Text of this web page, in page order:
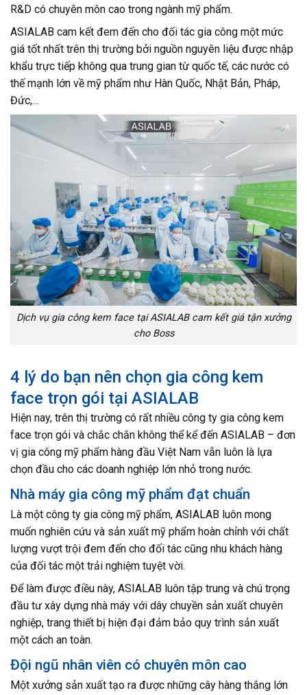
R&D có chuyên môn cao trong ngành mỹ phẩm.
ASIALAB cam kết đem đến cho đối tác gia công một mức
giá tốt nhất trên thị trường bởi nguồn nguyên liệu được nhập
khẩu trực tiếp không qua trung gian từ quốc tế, các nước có
thế mạnh lớn về mỹ phẩm như Hàn Quốc, Nhật Bản, Pháp,
Đức,…
Dịch vụ gia công kem face tại ASIALAB cam kết giá tận xưởng
cho Boss
4 lý do bạn nên chọn gia công kem
face trọn gói tại ASIALAB
Hiện nay, trên thị trường có rất nhiều công ty gia công kem
face trọn gói và chắc chắn không thể kể đến ASIALAB – đơn
vị gia công mỹ phẩm hàng đầu Việt Nam vẫn luôn là lựa
chọn đầu cho các doanh nghiệp lớn nhỏ trong nước.
Nhà máy gia công mỹ phẩm đạt chuẩn
Là một công ty gia công mỹ phẩm, ASIALAB luôn mong
muốn nghiên cứu và sản xuất mỹ phẩm hoàn chỉnh với chất
lượng vượt trội đem đến cho đối tác cũng nhu khách hàng
của đối tác một trải nghiệm tuyệt vời.
Để làm được điều này, ASIALAB luôn tập trung và chú trọng
đầu tư xây dựng nhà máy với dây chuyền sản xuất chuyên
nghiệp, trang thiết bị hiện đại đảm bảo quy trình sản xuất
một cách an toàn.
Đội ngũ nhân viên có chuyên môn cao
Một xưởng sản xuất tạo ra được những cây hàng thắng lớn